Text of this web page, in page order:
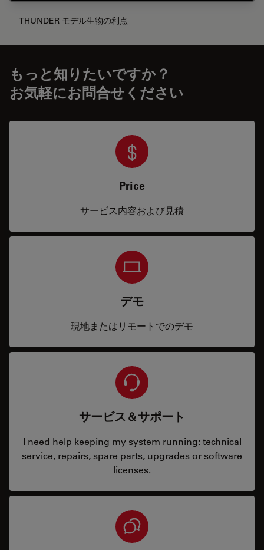
THUNDER モデル生物の利点
もっと知りたいですか？
お気軽にお問合せください
Price
サービス内容および見積
デモ
現地またはリモートでのデモ
サービス＆サポート
I need help keeping my system running: technical
service, repairs, spare parts, upgrades or software
licenses.